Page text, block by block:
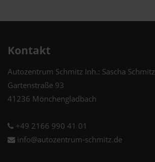
Kontakt
Autozentrum Schmitz Inh.: Sascha Schmitz
Gartenstraße 93
41236 Mönchengladbach
+49 2166 990 41 01
info@autozentrum-schmitz.de